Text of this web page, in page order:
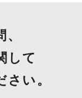
して
い。